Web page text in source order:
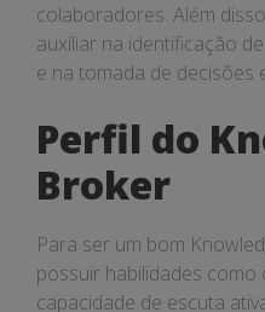
colaboradores. Além
auxiliar na identificação
e na tomada de decisões
Perfil do
Broker
Para ser um bom
possuir habilidades como
capacidade de escuta